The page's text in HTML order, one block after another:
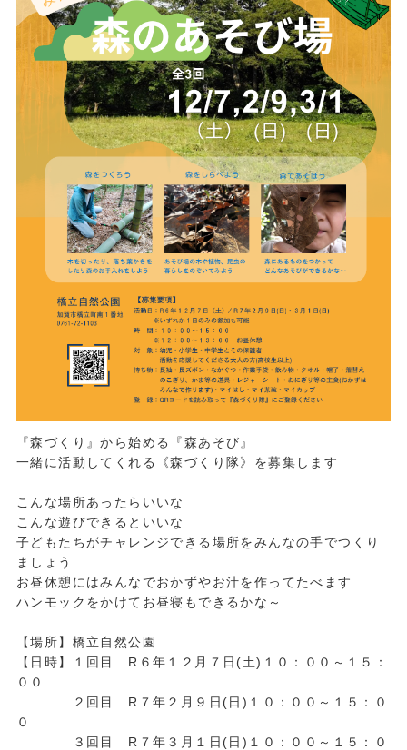
『森づくり』から始める『森あそび』
一緒に活動してくれる《森づくり隊》を募集します
こんな場所あったらいいな
こんな遊びできるといいな
子どもたちがチャレンジできる場所をみんなの手でつくり
ましょう
お昼休憩にはみんなでおかずやお汁を作ってたべます
ハンモックをかけてお昼寝もできるかな～
【場所】橋立自然公園
【日時】１回目 R６年１２月７日(土)１０：００～１５：
００
２回目 R７年２月９日(日)１０：００～１５：０
０
３回目 R７年３月１日(日)１０：００～１５：０